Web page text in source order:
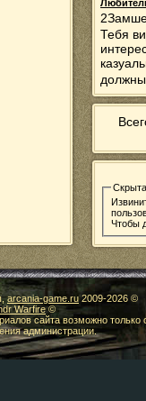
Тебя
Чтобы
arcania-game.ru2009-2026 ©
Warfire©
сайта возможно только
администрации.